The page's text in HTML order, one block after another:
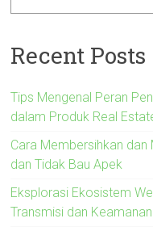
Recent Posts
Tips Mengenal Peran
dalam Produk Real
Cara Membersihkan
dan Tidak Bau Apek
Eksplorasi Ekosistem
Transmisi dan